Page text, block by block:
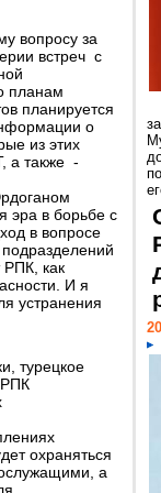
вопросу за
встреч с
планам
планируется
о
из этих
а также -
эра в борьбе с
в вопросе
РПК, как
И я
устранения
турецкое
РПК
охраняться
а